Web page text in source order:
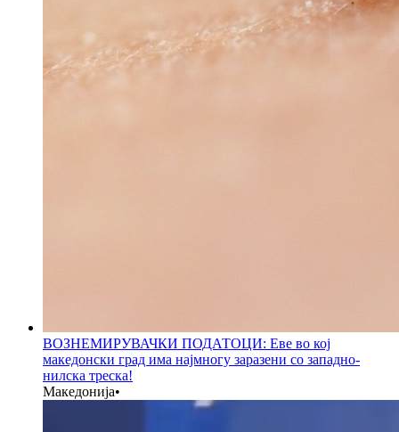
ВОЗНЕМИРУВАЧКИ ПОДАТОЦИ: Еве во кој
македонски град има најмногу заразени со западно-
нилска треска!
Македонија•